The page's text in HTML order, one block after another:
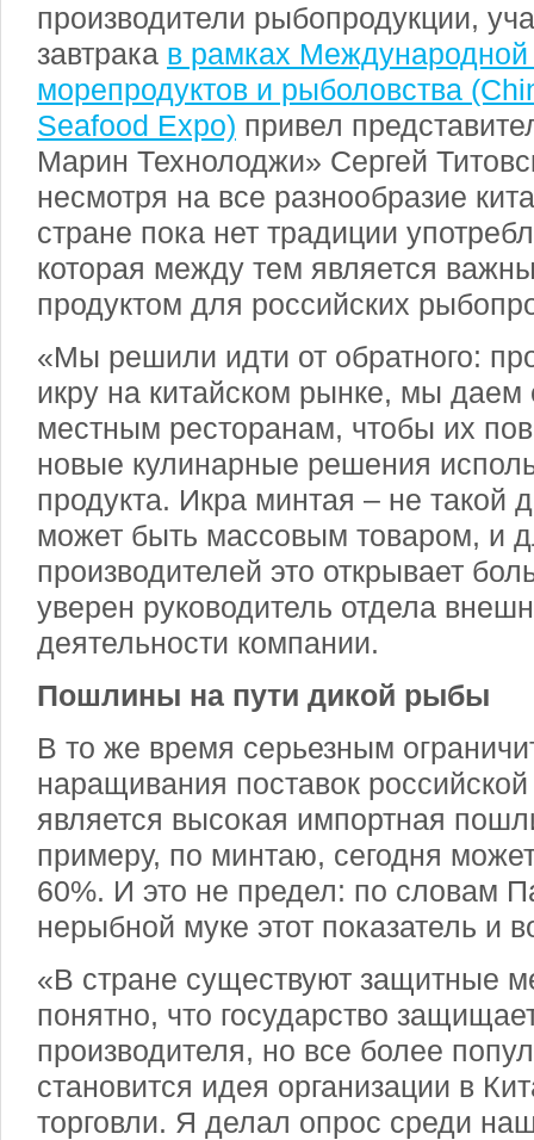
производители рыбопродукции,
завтрака в рамках Международной
морепродуктов и рыболовства
Seafood Expo) привел
Марин Технолоджи» Сергей
несмотря на все разнообразие
стране пока нет традиции
которая между тем является
продуктом для российских
«Мы решили идти от обратного:
икру на китайском рынке, мы даем
местным ресторанам, чтобы их
новые кулинарные решения
продукта. Икра минтая – не такой
может быть массовым товаром, и
производителей это открывает
уверен руководитель отдела
деятельности компании.
Пошлины на пути дикой рыбы
В то же время серьезным
наращивания поставок
является высокая импортная
примеру, по минтаю, сегодня
60%. И это не предел: по словам
нерыбной муке этот показатель и
«В стране существуют защитные
понятно, что государство
производителя, но все более
становится идея организации в
торговли. Я делал опрос среди